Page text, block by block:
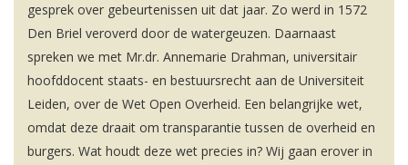
gesprek over gebeurtenissen uit dat jaar. Zo werd in 1572
Den Briel veroverd door de watergeuzen. Daarnaast
spreken we met Mr.dr. Annemarie Drahman, universitair
hoofddocent staats- en bestuursrecht aan de Universiteit
Leiden, over de Wet Open Overheid. Een belangrijke wet,
omdat deze draait om transparantie tussen de overheid en
burgers. Wat houdt deze wet precies in? Wij gaan erover in